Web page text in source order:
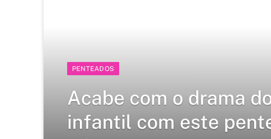
PENTEADOS
Acabe com o drama
infantil com este